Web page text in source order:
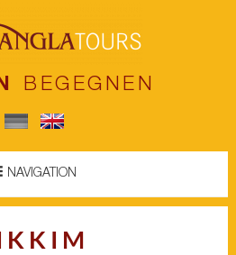
BEGEGNEN
NAVIGATION